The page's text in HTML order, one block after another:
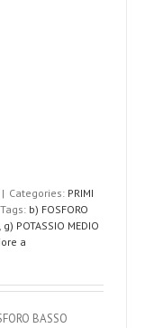
| Categories: PRIMI
Tags: b) FOSFORO
, g) POTASSIO MEDIO
a
BASSO